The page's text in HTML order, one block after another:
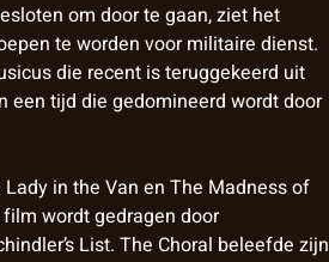
om door te gaan, ziet het
te worden voor militaire dienst.
die recent is teruggekeerd uit
een tijd die gedomineerd wordt door
in the Van en The Madness of
wordt gedragen door
List. The Choral beleefde zijn